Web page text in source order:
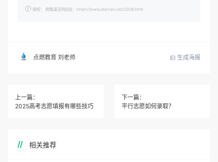
版权： 转载请注明出处：https://www.dianran.net/2026.html
点燃教育 刘老师 生成海报
上一篇：
2025高考志愿填报有哪些技巧
下一篇：
平行志愿如何录取？
相关推荐